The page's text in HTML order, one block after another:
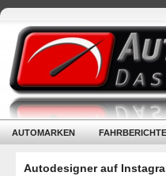
AUTOMARKEN FAHRBERICHTE
Autodesigner auf